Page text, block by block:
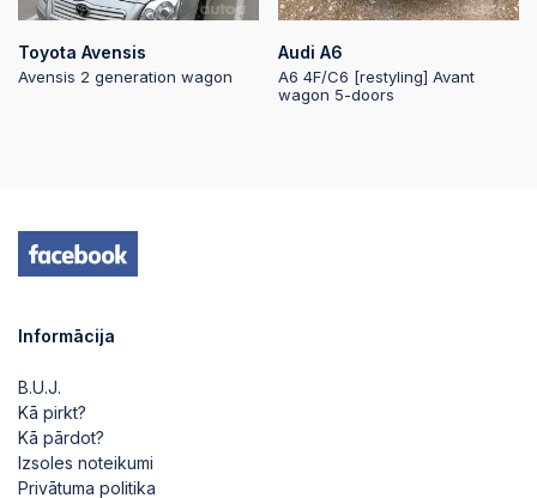
Toyota Avensis
Avensis 2 generation wagon
Audi A6
A6 4F/C6 [restyling] Avant
wagon 5-doors
Informācija
B.U.J.
Kā pirkt?
Kā pārdot?
Izsoles noteikumi
Privātuma politika